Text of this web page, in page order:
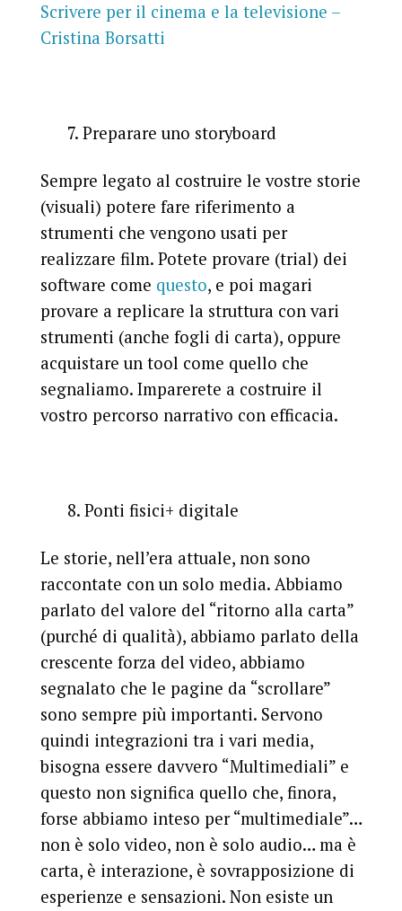
Scrivere per il cinema e la televisione –
Cristina Borsatti
7. Preparare uno storyboard
Sempre legato al costruire le vostre storie
(visuali) potere fare riferimento a
strumenti che vengono usati per
realizzare film. Potete provare (trial) dei
software come questo, e poi magari
provare a replicare la struttura con vari
strumenti (anche fogli di carta), oppure
acquistare un tool come quello che
segnaliamo. Imparerete a costruire il
vostro percorso narrativo con efficacia.
8. Ponti fisici+ digitale
Le storie, nell’era attuale, non sono
raccontate con un solo media. Abbiamo
parlato del valore del “ritorno alla carta”
(purché di qualità), abbiamo parlato della
crescente forza del video, abbiamo
segnalato che le pagine da “scrollare”
sono sempre più importanti. Servono
quindi integrazioni tra i vari media,
bisogna essere davvero “Multimediali” e
questo non significa quello che, finora,
forse abbiamo inteso per “multimediale”…
non è solo video, non è solo audio… ma è
carta, è interazione, è sovrapposizione di
esperienze e sensazioni. Non esiste un